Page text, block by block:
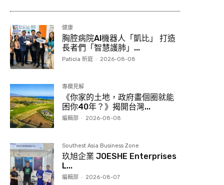
健康
胸腔病院AI機器人「凱比」 打造
長者們「智慧護肺」...
Paticia 昕庭 - 2026-08-08
專欄見解
《你家的土地，政府畫個圈就能
困你40年？》揭開台灣...
編輯部 - 2026-08-08
Southest Asia Business Zone
玖旭企業 JOESHE Enterprises
L...
編輯部 - 2026-08-07